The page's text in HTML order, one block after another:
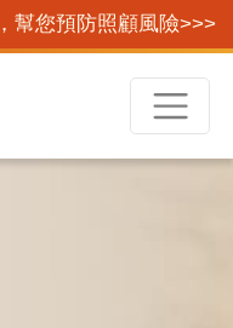
幫您預防照顧風險>>>